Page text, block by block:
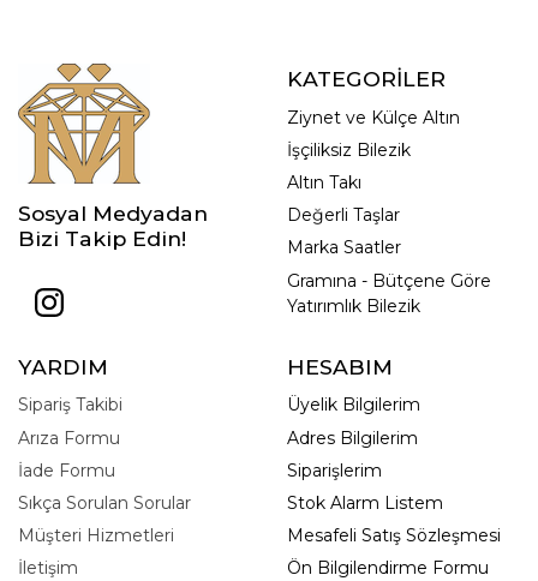
Sosyal Medyadan
Bizi Takip Edin!
KATEGORİLER
Ziynet ve Külçe Altın
İşçiliksiz Bilezik
Altın Takı
Değerli Taşlar
Marka Saatler
Gramına - Bütçene Göre
Yatırımlık Bilezik
YARDIM
Sipariş Takibi
Arıza Formu
İade Formu
Sıkça Sorulan Sorular
Müşteri Hizmetleri
İletişim
HESABIM
Üyelik Bilgilerim
Adres Bilgilerim
Siparişlerim
Stok Alarm Listem
Mesafeli Satış Sözleşmesi
Ön Bilgilendirme Formu